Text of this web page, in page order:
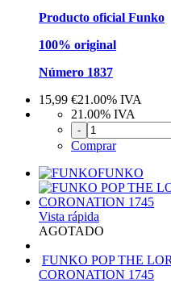
Producto oficial Funko
100% original
Número 1837
15,99 €21.00% IVA
21.00% IVA
-
Comprar
FUNKO
Vista rápida
AGOTADO
FUNKO POP THE
CORONATION 1745